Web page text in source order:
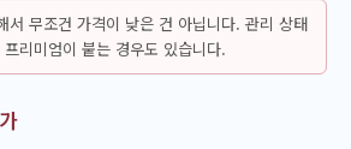
서 무조건 가격이 낮은 건 아닙니다. 관리 상태
리미엄이 붙는 경우도 있습니다.